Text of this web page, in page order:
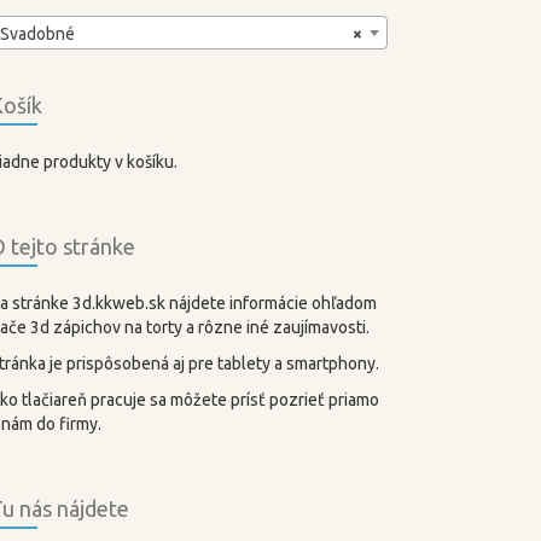
×
Svadobné
produkty v košíku.
tejto stránke
stránke 3d.kkweb.sk nájdete informácie ohľadom
3d zápichov na torty a rôzne iné zaujímavosti.
je prispôsobená aj pre tablety a smartphony.
tlačiareň pracuje sa môžete prísť pozrieť priamo
do firmy.
nás nájdete